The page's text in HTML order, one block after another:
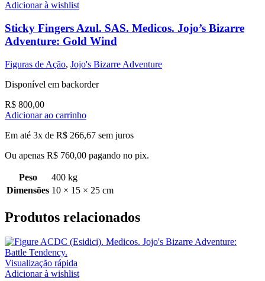
Adicionar à wishlist
Sticky Fingers Azul. SAS. Medicos. Jojo’s Bizarre
Adventure: Gold Wind
Figuras de Ação, Jojo's Bizarre Adventure
Disponível em backorder
R$ 800,00
Adicionar ao carrinho
Em até 3x de R$ 266,67 sem juros
Ou apenas R$ 760,00 pagando no pix.
Peso
400 kg
Dimensões 10 × 15 × 25 cm
Produtos relacionados
Visualização rápida
Adicionar à wishlist